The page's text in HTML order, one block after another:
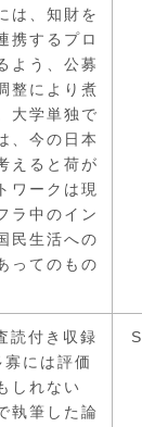
は、知財を
携するプロ
よう、公募
整により煮
大学単独で
、今の日本
えると荷が
ワークは現
ラ中のイン
民生活への
ってのもの
読付き収録
には評価
しれない
執筆した論
S